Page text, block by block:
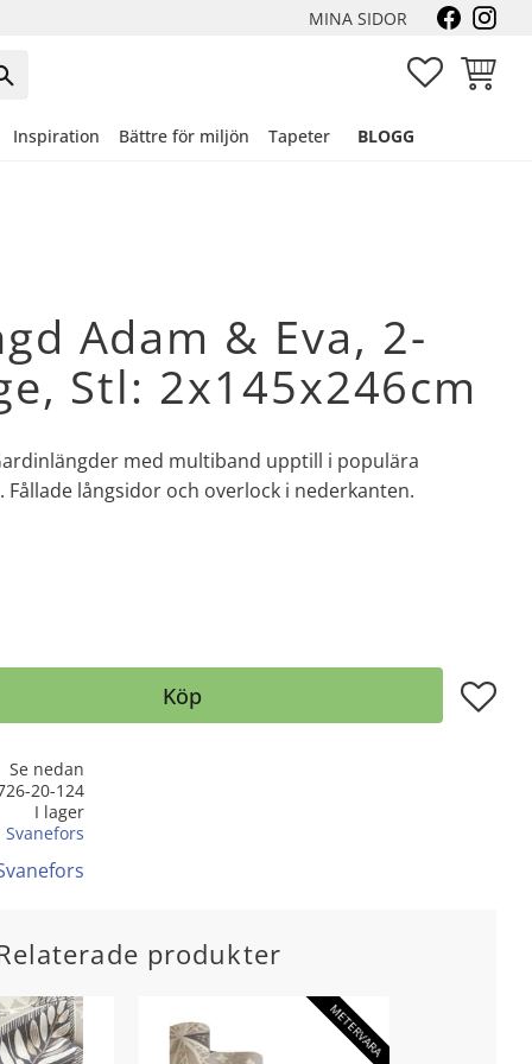
MINA SIDOR
FAVORITER
Inspiration Bättre för miljön Tapeter BLOGG
Adam & Eva, 2-
Stl: 2x145x246cm
med multiband upptill i populära
Fållade långsidor och overlock i nederkanten.
Köp Lägg
Se nedan
20-124
I lager
Svanefors
produkter
METERVARA